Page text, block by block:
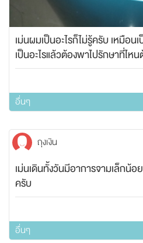
เม่นผมเป็นอะไรก็ไม่รู้ครับ เหมือ
เป็นอะไรแล้วต้องพาไปรักษาที่ไห
เพราะอะไรครับ ขอร้องร้ะครับช่
อื่นๆ
ถุงเงิน
เม่นเดินทั้งวันมีอาการจามเล็กน้อ
ครับ
อื่นๆ